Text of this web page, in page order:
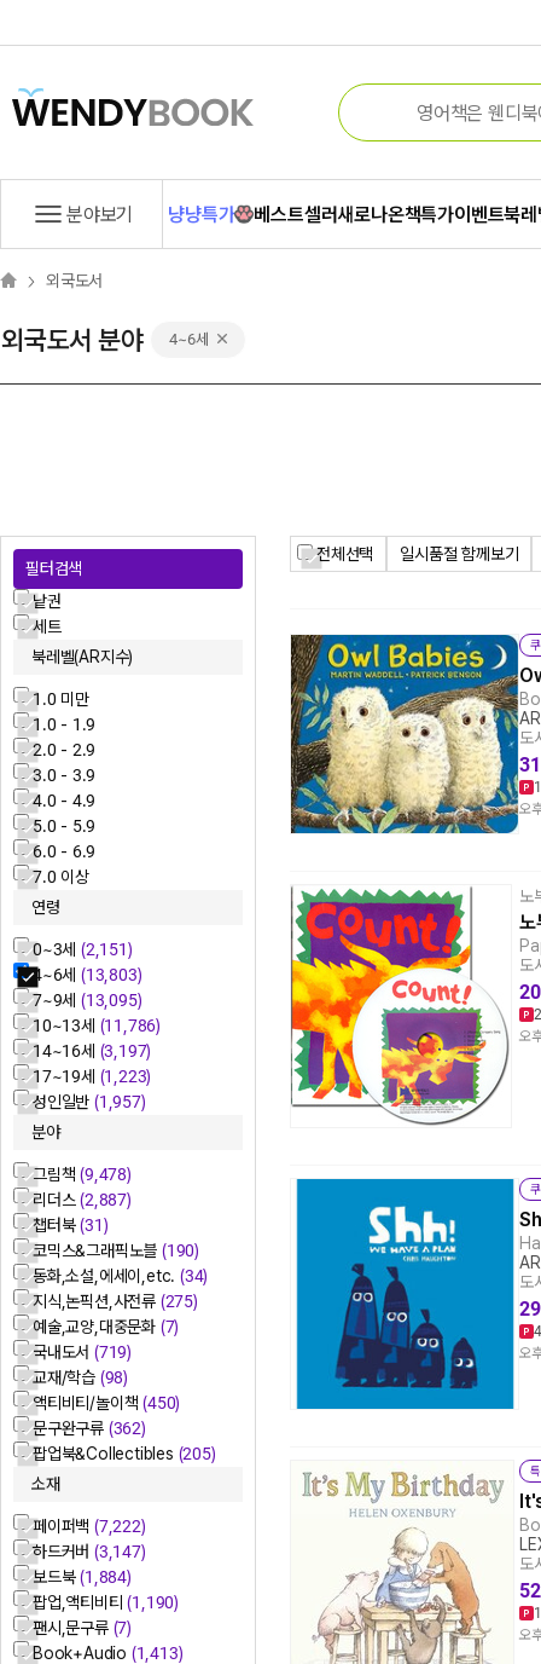
분야보기 냥냥특가 베스트셀러새로나온책특가이벤트북
외국도서
외국도서 분야 4~6세
필터검색
낱권
세트
북레벨(AR지수)
1.0 미만
1.0 - 1.9
2.0 - 2.9
3.0 - 3.9
4.0 - 4.9
5.0 - 5.9
6.0 - 6.9
7.0 이상
연령
0~3세 (2,151)
4~6세 (13,803)
7~9세 (13,095)
10~13세 (11,786)
14~16세 (3,197)
17~19세 (1,223)
성인일반 (1,957)
분야
그림책(9,478)
리더스(2,887)
챕터북(31)
코믹스&그래픽노블(190)
동화,소설,에세이,etc. (34)
지식,논픽션,사전류 (275)
예술,교양,대중문화 (7)
국내도서 (719)
교재/학습 (98)
액티비티/놀이책(450)
문구완구류 (362)
팝업북&Collectibles (205)
소재
페이퍼백 (7,222)
하드커버 (3,147)
보드북(1,884)
팝업,액티비티(1,190)
팬시,문구류 (7)
Book+Audio (1,413)
전체선택 일시품절 함께보기
도
31
오
노
도
20
오
도
29
오
도
52
오